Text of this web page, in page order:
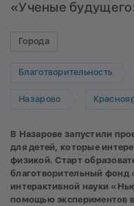
«Ученые
Города
Благотворительность
Назарово
В Назарове запустили
для детей, которые
физикой. Старт
благотворительный
интерактивной науки
помощью экспериментов